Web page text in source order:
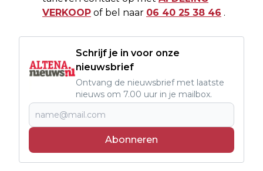
VERKOOP of bel naar 06 40 25 38 46 .
Schrijf je in voor onze
nieuwsbrief
Ontvang de nieuwsbrief met laatste
nieuws om 7.00 uur in je mailbox.
Abonneren